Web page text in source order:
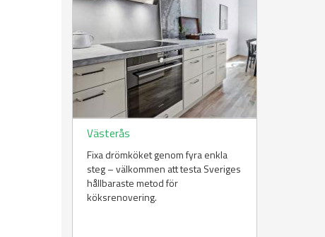
Västerås
Fixa drömköket genom fyra enkla
steg – välkommen att testa Sveriges
hållbaraste metod för
köksrenovering.